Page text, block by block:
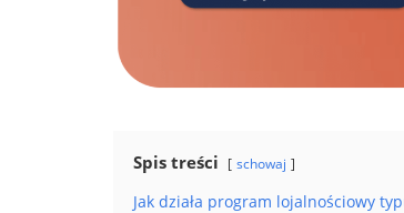
Spis treści schowaj
Jak działa program lojalnościowy